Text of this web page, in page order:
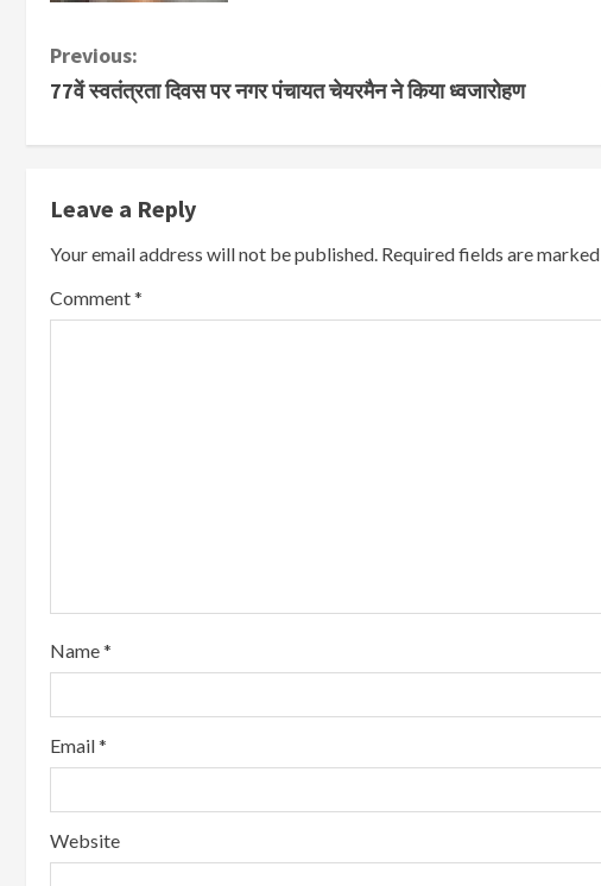
Previous:
77वें स्वतंत्रता दिवस पर नगर पंचायत चेयरमैन ने किया ध्वजारोहण
Leave a Reply
Your email address will not be published. Required fields are marked
Comment*
Name*
Email*
Website